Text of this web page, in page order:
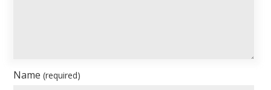
Name(required)